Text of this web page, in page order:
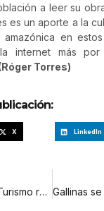
a leer su
es un aporte a la
en
internet más
Torres)
X LinkedIn
Estudiantes de Turismo realizan pasantía en UNAS